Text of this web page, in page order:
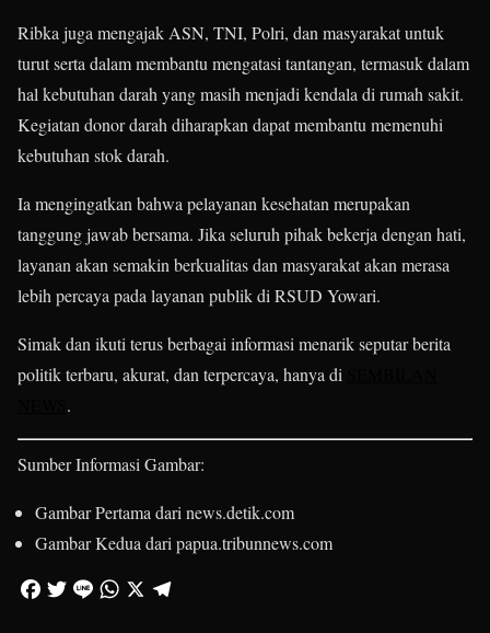
Ribka juga mengajak ASN, TNI, Polri, dan masyarakat untuk
turut serta dalam membantu mengatasi tantangan, termasuk dalam
hal kebutuhan darah yang masih menjadi kendala di rumah sakit.
Kegiatan donor darah diharapkan dapat membantu memenuhi
kebutuhan stok darah.
Ia mengingatkan bahwa pelayanan kesehatan merupakan
tanggung jawab bersama. Jika seluruh pihak bekerja dengan hati,
layanan akan semakin berkualitas dan masyarakat akan merasa
lebih percaya pada layanan publik di RSUD Yowari.
Simak dan ikuti terus berbagai informasi menarik seputar berita
politik terbaru, akurat, dan terpercaya, hanya di
.
Sumber Informasi Gambar:
Gambar Pertama dari news.detik.com
Gambar Kedua dari papua.tribunnews.com